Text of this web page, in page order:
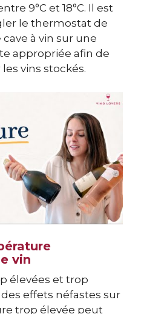
9°C et 18°C. Il est
le thermostat de
à vin sur une
appropriée afin de
vins stockés.
vin
élevées et trop
effets néfastes sur
trop élevée peut